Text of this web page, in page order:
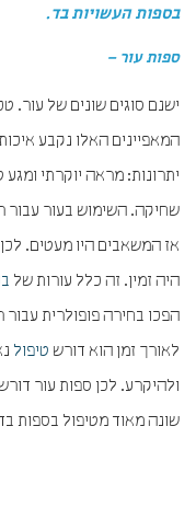
בספות העשויות בד.
ספות עור –
ישנם סוגים שונים של עור.
המאפיינים האלו נקבע
יתרונות: מראה יוקרתי
שחיקה. השימוש בעור עבור
אז המשאבים היו מעטים.
היה זמין. זה כלל עורות של
הפכו בחירה פופולרית
לאורך זמן הוא דורש טיפול
ולהיקרע. לכן ספות עור
שונה מאוד מטיפול בספות